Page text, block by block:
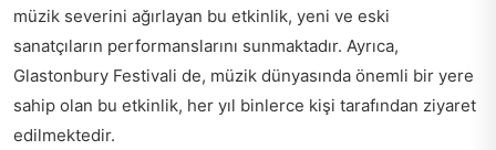
müzik severini ağırlayan bu etkinlik, yeni ve eski
sanatçıların performanslarını sunmaktadır. Ayrıca,
Glastonbury Festivali de, müzik dünyasında önemli bir yere
sahip olan bu etkinlik, her yıl binlerce kişi tarafından ziyaret
edilmektedir.